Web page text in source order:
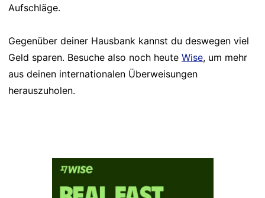
Aufschläge.
Gegenüber deiner Hausbank kannst du deswegen viel
Geld sparen. Besuche also noch heute Wise, um mehr
aus deinen internationalen Überweisungen
herauszuholen.